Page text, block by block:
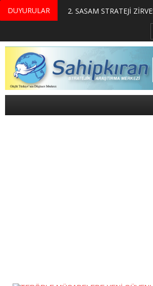
DUYURULAR
MERKEZİMİZ BÜNYESİNDE YETİŞTİRİLMEK ÜZERE GÖNÜLLÜ ÜLKE MASASI UZMANI VE UZMAN ADAYLARI ARIYORUZ